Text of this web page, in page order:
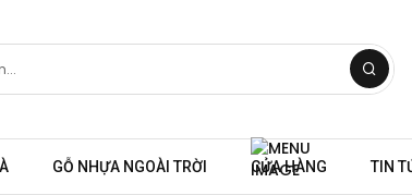
GỖ NHỰA NGOÀI TRỜI CỬA HÀNG TIN